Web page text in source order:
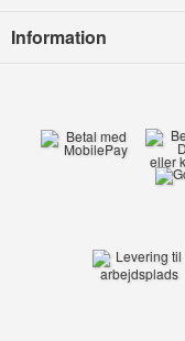
Information